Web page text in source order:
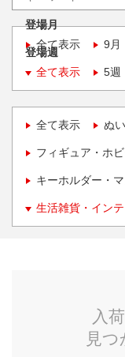
登場月
全て表示
9月
登場週
全て表示
5週
全て表示 ぬ
フィギュア・ホ
キーホルダー・
生活雑貨・イン